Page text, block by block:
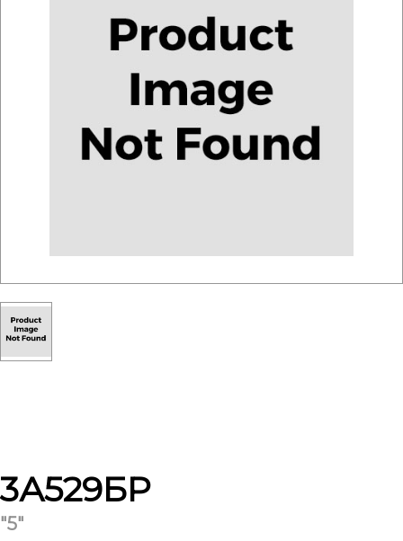
3А529БР
"5"